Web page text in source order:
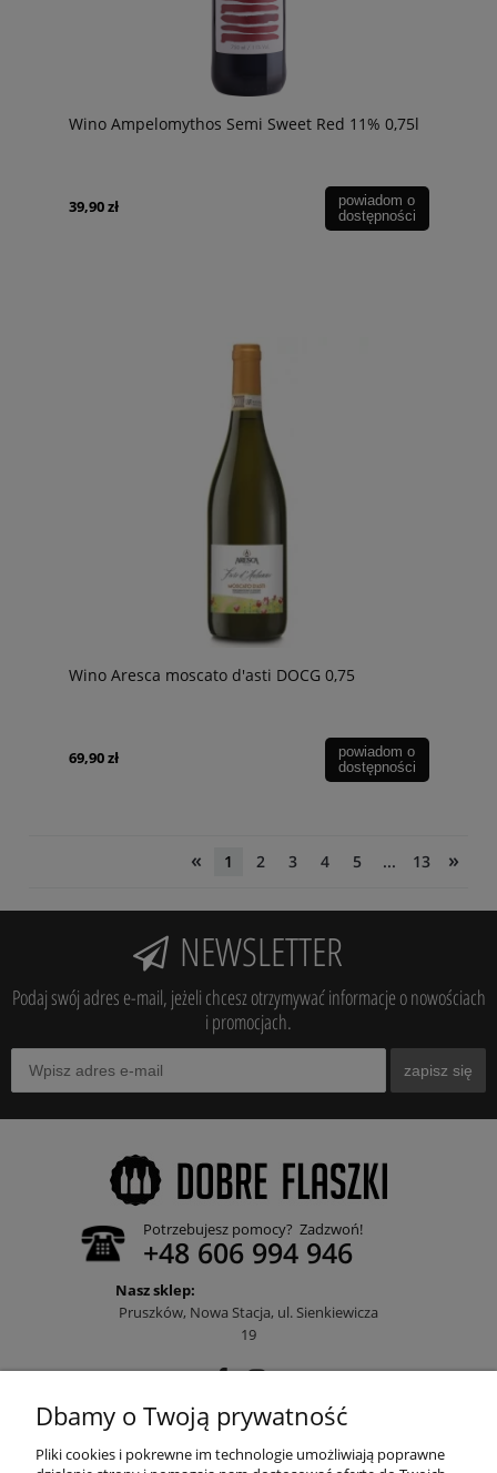
Wino Ampelomythos Semi Sweet Red 11% 0,75l
39,90 zł
powiadom o
dostępności
Wino Aresca moscato d'asti DOCG 0,75
69,90 zł
powiadom o
dostępności
« 1 2 3 4 5 ... 13 »
NEWSLETTER
Podaj swój adres e-mail, jeżeli chcesz otrzymywać informacje o nowościach
i promocjach.
zapisz się
Potrzebujesz pomocy? Zadzwoń!
+48 606 994 946
Nasz sklep:
Pruszków, Nowa Stacja, ul. Sienkiewicza
19
POMOC
Dbamy o Twoją prywatność
Pliki cookies i pokrewne im technologie umożliwiają poprawne